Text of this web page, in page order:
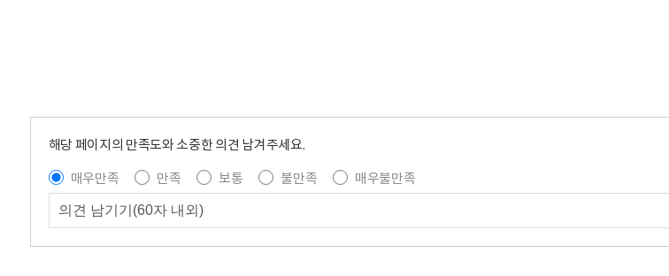
해당 페이지의 만족도와 소중한 의견 남겨주세요.
매우만족
만족 보통 불만족
매우불만족